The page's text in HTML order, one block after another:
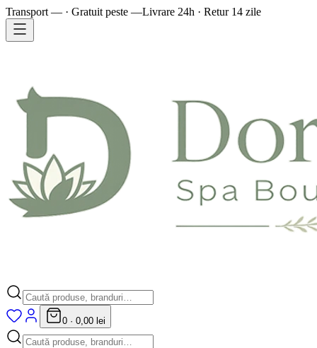
Transport — · Gratuit peste —Livrare 24h · Retur 14 zile
0 · 0,00 lei